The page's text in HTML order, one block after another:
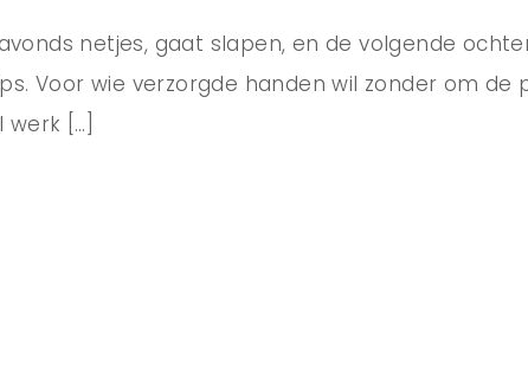
netjes, gaat slapen, en de volgende
Voor wie verzorgde handen wil zonder om de
[…]